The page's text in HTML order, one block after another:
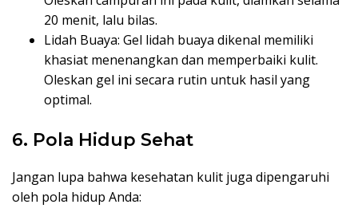
20 menit, lalu bilas.
Lidah Buaya: Gel lidah buaya dikenal memiliki
khasiat menenangkan dan memperbaiki kulit.
Oleskan gel ini secara rutin untuk hasil yang
optimal.
6. Pola Hidup Sehat
Jangan lupa bahwa kesehatan kulit juga dipengaruhi
oleh pola hidup Anda: